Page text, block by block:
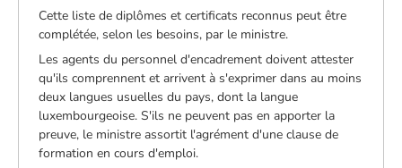
Cette liste de diplômes et certificats reconnus peut être
complétée, selon les besoins, par le ministre.
Les agents du personnel d'encadrement doivent attester
qu'ils comprennent et arrivent à s'exprimer dans au moins
deux langues usuelles du pays, dont la langue
luxembourgeoise. S'ils ne peuvent pas en apporter la
preuve, le ministre assortit l'agrément d'une clause de
formation en cours d'emploi.